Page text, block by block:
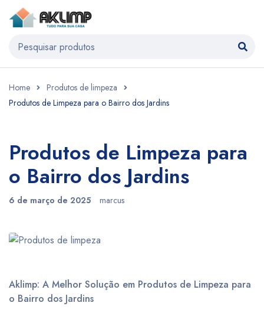
Home
Produtos de limpeza
Produtos de Limpeza para o Bairro dos Jardins
Produtos de Limpeza para
o Bairro dos Jardins
6 de março de 2025 marcus
Aklimp: A Melhor Solução em Produtos de Limpeza para
o Bairro dos Jardins